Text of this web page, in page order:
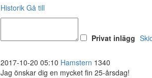
Historik Gå till
Privat inlägg
2017-10-20 05:10 Hamstern 1340
Jag önskar dig en mycket fin 25-årsdag!